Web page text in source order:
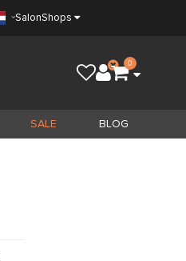
SalonShops
0
SALE BLOG